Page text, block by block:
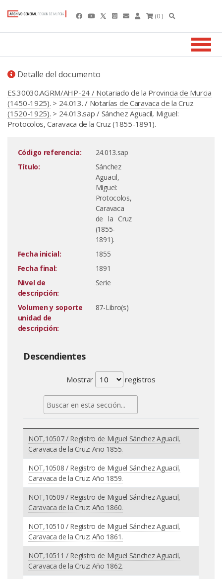
(0 )
Detalle del documento
ES.30030.AGRM/AHP-24 / Notariado de la Provincia de Murcia
(1450-1925). > 24.013. / Notarías de Caravaca de la Cruz
(1520-1925). > 24.013.sap / Sánchez Aguacil, Miguel:
Protocolos, Caravaca de la Cruz (1855-1891).
Código referencia:
24.013.sap
Título:
Sánchez
Aguacil,
Miguel:
Protocolos,
Caravaca
de la Cruz
(1855-
1891).
Fecha inicial:
1855
Fecha final:
1891
Nivel de
descripción:
Serie
Volumen y soporte
unidad de
descripción:
87-Libro(s)
Descendientes
Mostrar registros
NOT,10507 / Registro de Miguel Sánchez Aguacil,
Caravaca de la Cruz: Año 1855.
NOT,10508 / Registro de Miguel Sánchez Aguacil,
Caravaca de la Cruz: Año 1859.
NOT,10509 / Registro de Miguel Sánchez Aguacil,
Caravaca de la Cruz: Año 1860.
NOT,10510 / Registro de Miguel Sánchez Aguacil,
Caravaca de la Cruz: Año 1861.
NOT,10511 / Registro de Miguel Sánchez Aguacil,
Caravaca de la Cruz: Año 1862.